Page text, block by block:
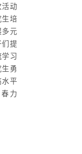
动
生培
元
提
习
勇
平
力